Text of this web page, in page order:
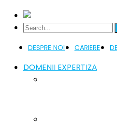
DESPRE NOI CARIERE
DOMENII EXPERTIZA